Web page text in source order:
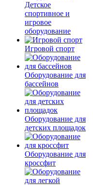
Детское
спортивное и
игровое
оборудование
Игровой спорт
Оборудование для
бассейнов
Оборудование для
детских площадок
Оборудование для
кроссфит